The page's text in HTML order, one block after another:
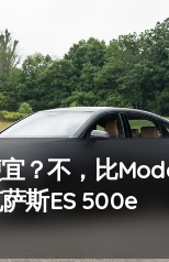
？不，比
斯ES 500e